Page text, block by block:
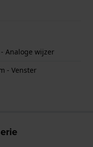
Analoge wijzer
- Venster